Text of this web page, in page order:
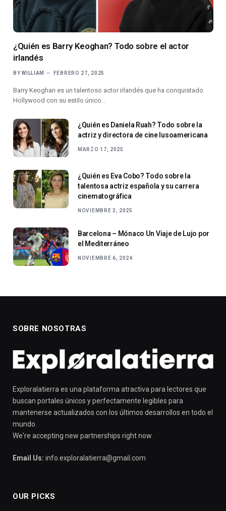
¿Quién es Barry Keoghan? Todo sobre el actor
irlandés
BY WILLIAM FEBRERO 27, 2025
Barry Keoghan es un talentoso actor irlandés que ha conquistado
Hollywood con su estilo único…
¿Quién es Daniela Ruah? Todo sobre la
actriz y directora de cine lusoamericana
MARZO 17, 2025
¿Quién es Eva Cobo? Todo sobre la
talentosa actriz española y su carrera
cinematográfica
NOVIEMBRE 3, 2025
Barcelona – Mónaco Un Viaje de Lujo por
el Mediterráneo
NOVIEMBRE 6, 2024
SOBRE NOSOTRAS
Exploralatierra es una plataforma atractiva para lectores que
buscan portales únicos y perfectamente legibles para
mantenerse actualizados con los últimos desarrollos en todo el
mundo.
We're accepting new partnerships right now.
Email Us: info.exploralatierra@gmail.com
OUR PICKS